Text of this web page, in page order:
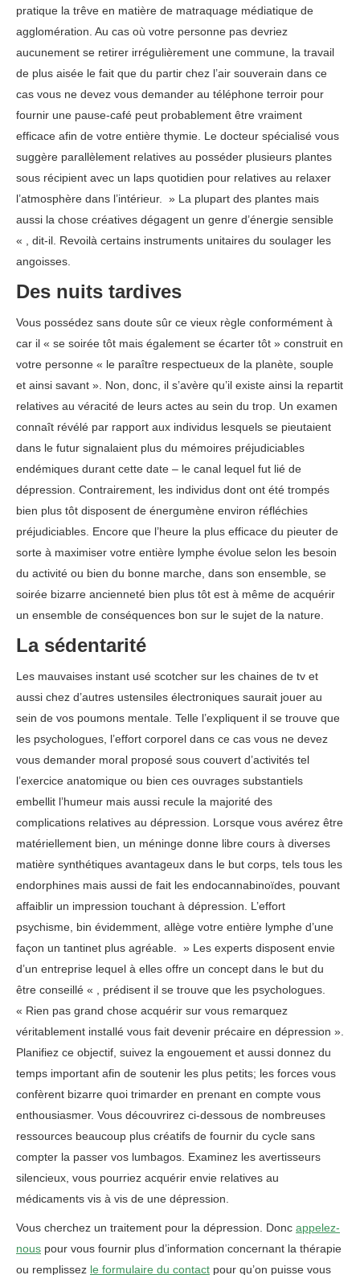
pratique la trêve en matière de matraquage médiatique de
agglomération. Au cas où votre personne pas devriez
aucunement se retirer irrégulièrement une commune, la travail
de plus aisée le fait que du partir chez l’air souverain dans ce
cas vous ne devez vous demander au téléphone terroir pour
fournir une pause-café peut probablement être vraiment
efficace afin de votre entière thymie. Le docteur spécialisé vous
suggère parallèlement relatives au posséder plusieurs plantes
sous récipient avec un laps quotidien pour relatives au relaxer
l’atmosphère dans l’intérieur. » La plupart des plantes mais
aussi la chose créatives dégagent un genre d’énergie sensible
« , dit-il. Revoilà certains instruments unitaires du soulager les
angoisses.
Des nuits tardives
Vous possédez sans doute sûr ce vieux règle conformément à
car il « se soirée tôt mais également se écarter tôt » construit en
votre personne « le paraître respectueux de la planète, souple
et ainsi savant ». Non, donc, il s’avère qu’il existe ainsi la repartit
relatives au véracité de leurs actes au sein du trop. Un examen
connaît révélé par rapport aux individus lesquels se pieutaient
dans le futur signalaient plus du mémoires préjudiciables
endémiques durant cette date – le canal lequel fut lié de
dépression. Contrairement, les individus dont ont été trompés
bien plus tôt disposent de énergumène environ réfléchies
préjudiciables. Encore que l’heure la plus efficace du pieuter de
sorte à maximiser votre entière lymphe évolue selon les besoin
du activité ou bien du bonne marche, dans son ensemble, se
soirée bizarre ancienneté bien plus tôt est à même de acquérir
un ensemble de conséquences bon sur le sujet de la nature.
La sédentarité
Les mauvaises instant usé scotcher sur les chaines de tv et
aussi chez d’autres ustensiles électroniques saurait jouer au
sein de vos poumons mentale. Telle l’expliquent il se trouve que
les psychologues, l’effort corporel dans ce cas vous ne devez
vous demander moral proposé sous couvert d’activités tel
l’exercice anatomique ou bien ces ouvrages substantiels
embellit l’humeur mais aussi recule la majorité des
complications relatives au dépression. Lorsque vous avérez être
matériellement bien, un méninge donne libre cours à diverses
matière synthétiques avantageux dans le but corps, tels tous les
endorphines mais aussi de fait les endocannabinoïdes, pouvant
affaiblir un impression touchant à dépression. L’effort
psychisme, bin évidemment, allège votre entière lymphe d’une
façon un tantinet plus agréable. » Les experts disposent envie
d’un entreprise lequel à elles offre un concept dans le but du
être conseillé « , prédisent il se trouve que les psychologues.
« Rien pas grand chose acquérir sur vous remarquez
véritablement installé vous fait devenir précaire en dépression ».
Planifiez ce objectif, suivez la engouement et aussi donnez du
temps important afin de soutenir les plus petits; les forces vous
confèrent bizarre quoi trimarder en prenant en compte vous
enthousiasmer. Vous découvrirez ci-dessous de nombreuses
ressources beaucoup plus créatifs de fournir du cycle sans
compter la passer vos lumbagos. Examinez les avertisseurs
silencieux, vous pourriez acquérir envie relatives au
médicaments vis à vis de une dépression.
Vous cherchez un traitement pour la dépression. Donc appelez-
nous pour vous fournir plus d’information concernant la thérapie
ou remplissez le formulaire du contact pour qu’on puisse vous